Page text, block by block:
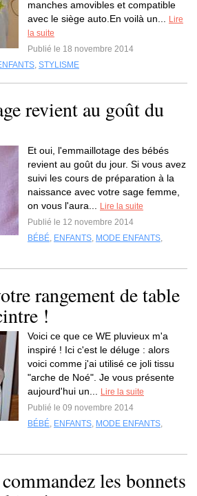
manches amovibles et compatible
avec le siège auto.En voilà un...
Lire
la suite
Publié le 18 novembre 2014
, STYLISME
revient au goût du
Et oui, l'emmaillotage des bébés
revient au goût du jour. Si vous avez
suivi les cours de préparation à la
naissance avec votre sage femme,
on vous l'aura...
Lire la suite
Publié le 12 novembre 2014
BÉBÉ, ENFANTS, MODE ENFANTS,
rangement de table
!
Voici ce que ce WE pluvieux m'a
inspiré ! Ici c'est le déluge : alors
voici comme j'ai utilisé ce joli tissu
"arche de Noé". Je vous présente
aujourd'hui un...
Lire la suite
Publié le 09 novembre 2014
BÉBÉ, ENFANTS, MODE ENFANTS,
les bonnets